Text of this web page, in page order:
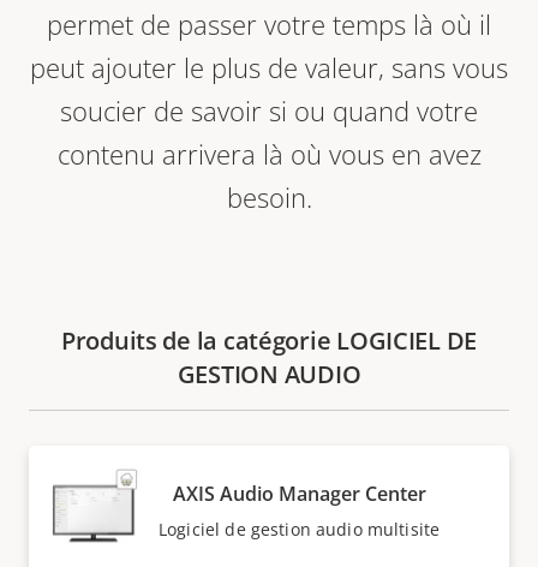
permet de passer votre temps là où il
peut ajouter le plus de valeur, sans vous
soucier de savoir si ou quand votre
contenu arrivera là où vous en avez
besoin.
Produits de la catégorie LOGICIEL DE
GESTION AUDIO
AXIS Audio Manager Center
Logiciel de gestion audio multisite